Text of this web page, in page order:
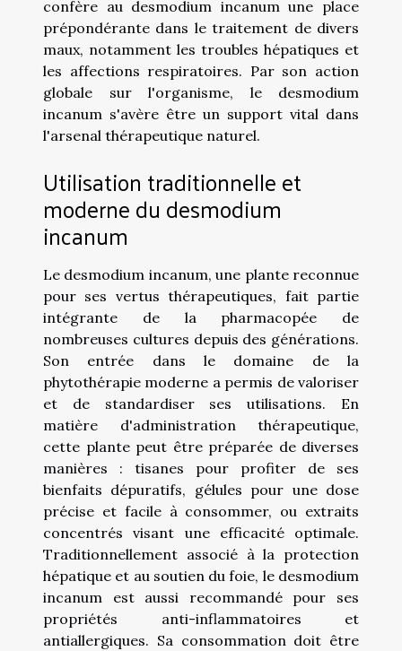
confère au desmodium incanum une place
prépondérante dans le traitement de divers
maux, notamment les troubles hépatiques et
les affections respiratoires. Par son action
globale sur l'organisme, le desmodium
incanum s'avère être un support vital dans
l'arsenal thérapeutique naturel.
Utilisation traditionnelle et
moderne du desmodium
incanum
Le desmodium incanum, une plante reconnue
pour ses vertus thérapeutiques, fait partie
intégrante de la pharmacopée de
nombreuses cultures depuis des générations.
Son entrée dans le domaine de la
phytothérapie moderne a permis de valoriser
et de standardiser ses utilisations. En
matière d'administration thérapeutique,
cette plante peut être préparée de diverses
manières : tisanes pour profiter de ses
bienfaits dépuratifs, gélules pour une dose
précise et facile à consommer, ou extraits
concentrés visant une efficacité optimale.
Traditionnellement associé à la protection
hépatique et au soutien du foie, le desmodium
incanum est aussi recommandé pour ses
propriétés anti-inflammatoires et
antiallergiques. Sa consommation doit être